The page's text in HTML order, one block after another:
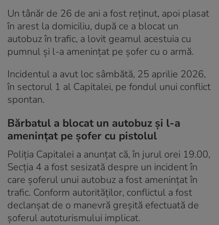
Un tânăr de 26 de ani a fost reținut, apoi plasat
în arest la domiciliu, după ce a blocat un
autobuz în trafic, a lovit geamul acestuia cu
pumnul și l-a amenințat pe șofer cu o armă.
Incidentul a avut loc sâmbătă, 25 aprilie 2026,
în sectorul 1 al Capitalei, pe fondul unui conflict
spontan.
Bărbatul a blocat un autobuz și l-a
amenințat pe șofer cu pistolul
Poliția Capitalei a anunțat că, în jurul orei 19.00,
Secția 4 a fost sesizată despre un incident în
care șoferul unui autobuz a fost amenințat în
trafic. Conform autorităților, conflictul a fost
declanșat de o manevră greșită efectuată de
șoferul autoturismului implicat.